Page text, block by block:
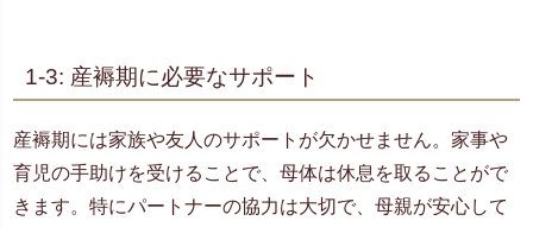
1-3: 産褥期に必要なサポート
産褥期には家族や友人のサポートが欠かせません。家事や
育児の手助けを受けることで、母体は休息を取ることがで
きます。特にパートナーの協力は大切で、母親が安心して